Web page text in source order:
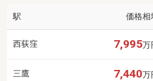
駅 価格相
西荻窪 7,995万
三鷹 7,440万